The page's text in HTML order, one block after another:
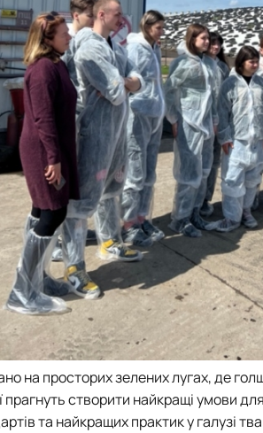
на просторих зелених лугах, де
прагнуть створити найкращі умови
та найкращих практик у галузі